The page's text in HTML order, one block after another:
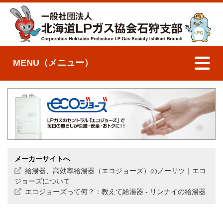
MENU（メニュー）
メーカーサイトへ
給湯器、高効率給湯器（エコジョーズ）のノーリツ｜エコ
ジョーズについて
エコジョーズって何？：教えて給湯器 - リンナイの給湯器